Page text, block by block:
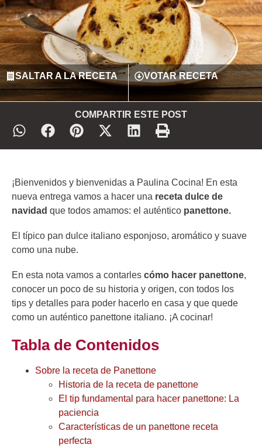
SALTAR A LA RECETA VOTAR RECETA
COMPARTIR ESTE POST
¡Bienvenidos y bienvenidas a Paulina Cocina! En esta
nueva entrega vamos a hacer una receta dulce de
navidad que todos amamos: el auténtico panettone.
El típico pan dulce italiano esponjoso, aromático y suave
como una nube.
En esta nota vamos a contarles cómo hacer panettone,
conocer un poco de su historia y origen, con todos los
tips y detalles para poder hacerlo en casa y que quede
como un auténtico panettone italiano. ¡A cocinar!
Tabla de Contenidos
Sobre la receta de Panettone
Historia de la receta de panettone
El tip fundamental para hacer panettone: La
paciencia
Características de un panettone receta
perfecta